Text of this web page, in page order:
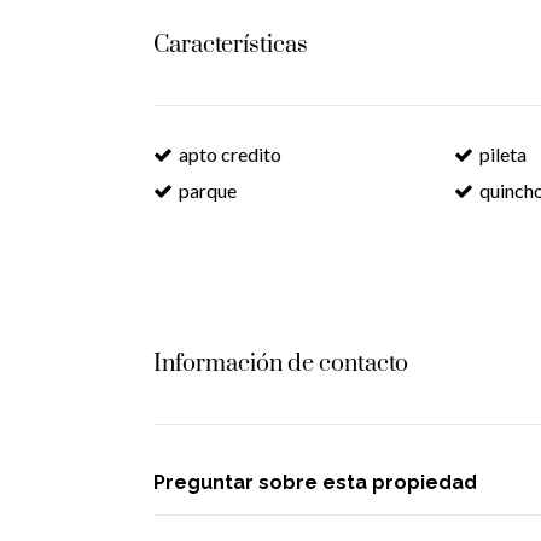
Características
apto credito
parque
pileta
Información de contacto
Preguntar sobre esta propiedad